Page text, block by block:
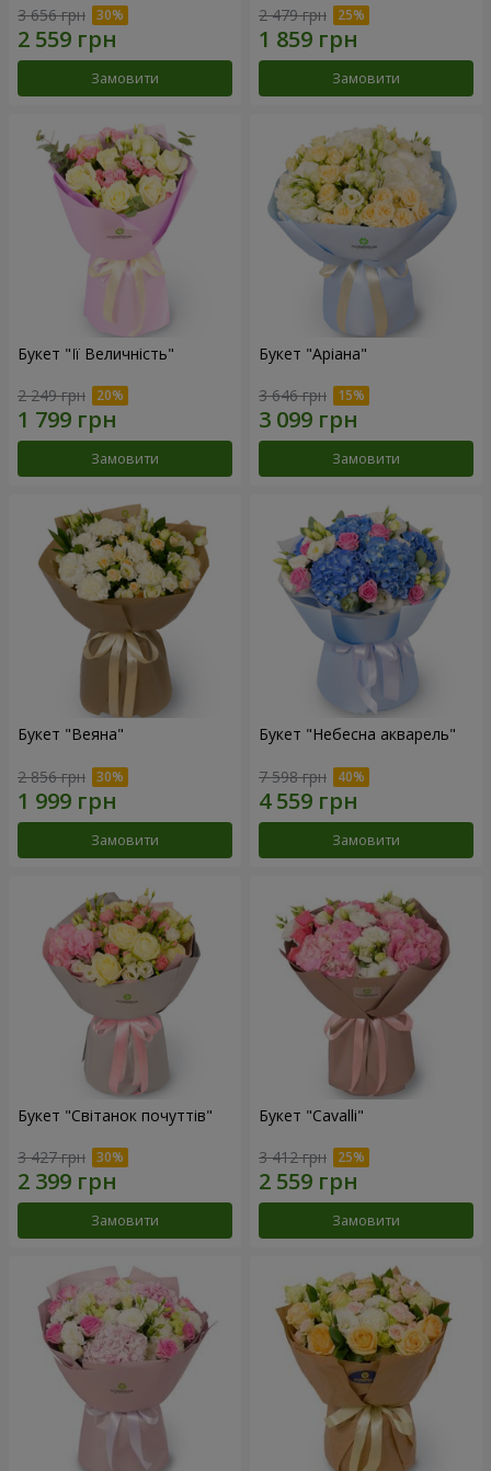
3 656 грн
Замовити
2 479 грн
Замовити
Букет "Її Величність"
2 249 грн
Замовити
Букет "Аріана"
3 646 грн
Замовити
Букет "Веяна"
2 856 грн
Замовити
Букет "Небесна акварель"
7 598 грн
Замовити
Букет "Світанок почуттів"
3 427 грн
Замовити
Букет "Cаvalli"
3 412 грн
Замовити